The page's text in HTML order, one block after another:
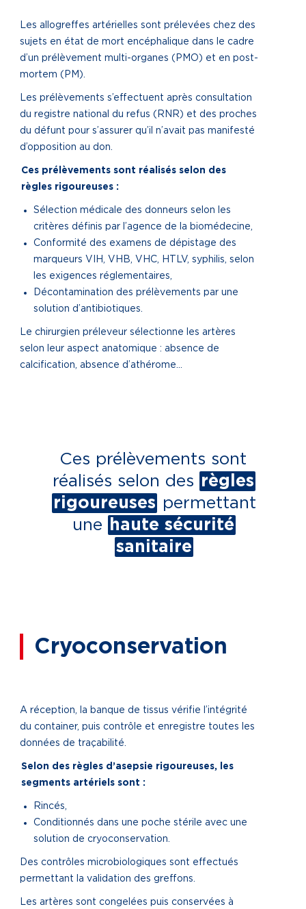
Les allogreffes artérielles sont prélevées chez des
sujets en état de mort encéphalique dans le cadre
d’un prélèvement multi-organes (PMO) et en post-
mortem (PM).
Les prélèvements s’effectuent après consultation
du registre national du refus (RNR) et des proches
du défunt pour s’assurer qu’il n’avait pas manifesté
d’opposition au don.
Ces prélèvements sont réalisés selon des
règles rigoureuses :
Sélection médicale des donneurs selon les
critères définis par l’agence de la biomédecine,
Conformité des examens de dépistage des
marqueurs VIH, VHB, VHC, HTLV, syphilis, selon
les exigences réglementaires,
Décontamination des prélèvements par une
solution d’antibiotiques.
Le chirurgien préleveur sélectionne les artères
selon leur aspect anatomique : absence de
calcification, absence d’athérome…
Ces prélèvements sont
réalisés selon des règles
rigoureuses permettant
une
haute sécurité
sanitaire
Cryoconservation
A réception, la banque de tissus vérifie l’intégrité
du container, puis contrôle et enregistre toutes les
données de traçabilité.
Selon des règles d’asepsie rigoureuses, les
segments artériels sont :
Rincés,
Conditionnés dans une poche stérile avec une
solution de cryoconservation.
Des contrôles microbiologiques sont effectués
permettant la validation des greffons.
Les artères sont congelées puis conservées à